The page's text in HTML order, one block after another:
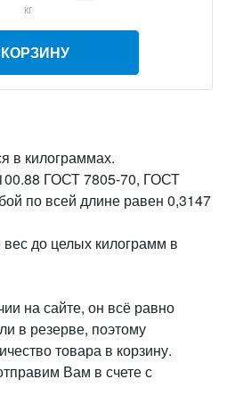
кг
в килограммах.
ГОСТ 7805-70, ГОСТ
по всей длине равен 0,3147
вес до целых килограмм в
на сайте, он всё равно
в резерве, поэтому
товара в корзину.
Вам в счете с